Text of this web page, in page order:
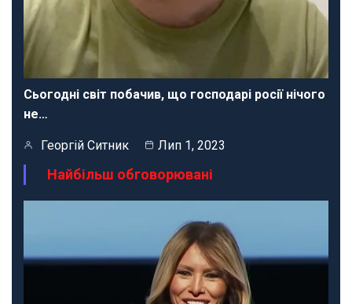
Сьогодні світ побачив, що господарі росії нічого
не…
Георгій Ситник Лип 1, 2023
Найбільш обговорювані